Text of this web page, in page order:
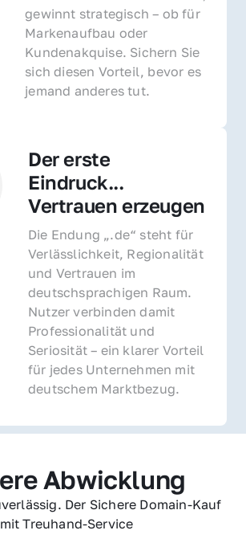
gewinnt strategisch – ob für
Markenaufbau oder
Kundenakquise. Sichern Sie
sich diesen Vorteil, bevor es
jemand anderes tut.
Der erste
Eindruck...
Vertrauen erzeugen
Die Endung „.de“ steht für
Verlässlichkeit, Regionalität
und Vertrauen im
deutschsprachigen Raum.
Nutzer verbinden damit
Professionalität und
Seriosität – ein klarer Vorteil
für jedes Unternehmen mit
deutschem Marktbezug.
Abwicklung
Der Sichere Domain-Kauf
mit Treuhand-Service